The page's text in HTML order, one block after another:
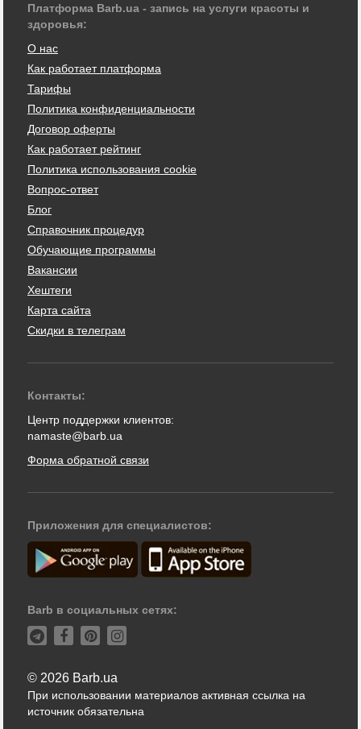
Платформа Barb.ua - запись на услуги красоты и
здоровья:
О нас
Как работает платформа
Тарифы
Политика конфиденциальности
Договор оферты
Как работает рейтинг
Политика использования cookie
Вопрос-ответ
Блог
Справочник процедур
Обучающие программы
Вакансии
Хештеги
Карта сайта
Скидки в телеграм
Контакты:
Центр поддержки клиентов:
namaste@barb.ua
Форма обратной связи
Приложения для специалистов:
Barb в социальных сетях:
© 2026 Barb.ua
При использовании материалов активная ссылка на
источник обязательна